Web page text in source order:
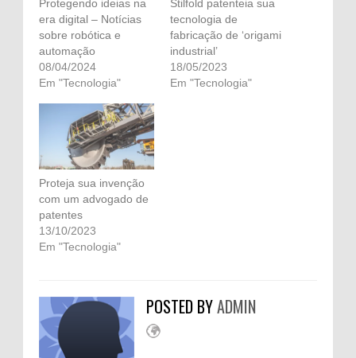
Protegendo ideias na
era digital – Notícias
sobre robótica e
automação
08/04/2024
Em "Tecnologia"
Stilfold patenteia sua
tecnologia de
fabricação de ‘origami
industrial’
18/05/2023
Em "Tecnologia"
Proteja sua invenção
com um advogado de
patentes
13/10/2023
Em "Tecnologia"
POSTED BYADMIN